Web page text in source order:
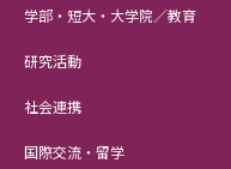
学部・短大・大学院／教育
研究活動
社会連携
国際交流・留学